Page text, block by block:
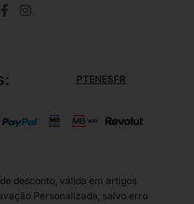
PTENESFR
desconto, válida em artigos
Personalizada, salvo erro